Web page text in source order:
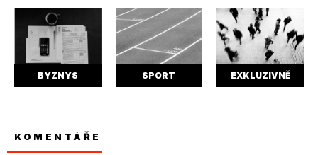
BYZNYS SPORT EXKLUZIVNĚ
KOMENTÁŘE